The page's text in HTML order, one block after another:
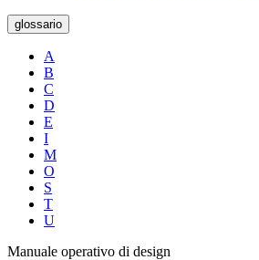
glossario
A
B
C
D
E
I
M
O
S
T
U
Manuale operativo di design